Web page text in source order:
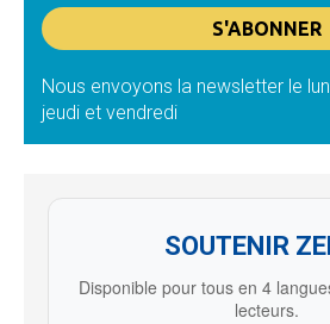
Nous envoyons la newsletter le
jeudi et vendredi
SOUTENIR
Disponible pour tous en 4
lecteurs.